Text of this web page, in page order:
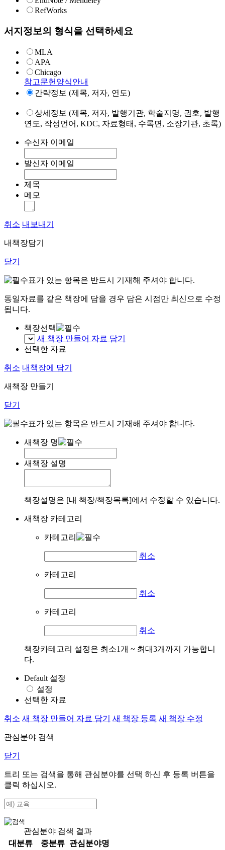
RefWorks
서지정보의 형식을 선택하세요
MLA
APA
Chicago
참고문헌양식안내
간략정보 (제목, 저자, 연도)
상세정보 (제목, 저자, 발행기관, 학술지명, 권호, 발행
연도, 작성언어, KDC, 자료형태, 수록면, 소장기관, 초록)
수신자 이메일
발신자 이메일
제목
메모
취소 내보내기
내책장담기
닫기
표가 있는 항목은 반드시 기재해 주셔야 합니다.
동일자료를 같은 책장에 담을 경우 담은 시점만 최신으로 수정
됩니다.
책장선택
새 책장 만들어 자료 담기
선택한 자료
취소 내책장에 담기
새책장 만들기
닫기
표가 있는 항목은 반드시 기재해 주셔야 합니다.
새책장 명
새책장 설명
책장설명은 [내 책장/책장목록]에서 수정할 수 있습니다.
새책장 카테고리
카테고리
취소
카테고리
취소
카테고리
취소
책장카테고리 설정은 최소1개 ~ 최대3개까지 가능합니
다.
Default 설정
설정
선택한 자료
취소 새 책장 만들어 자료 담기 새 책장 등록 새 책장 수정
관심분야 검색
닫기
트리 또는 검색을 통해 관심분야를 선택 하신 후 등록 버튼을
클릭 하십시오.
관심분야 검색 결과
대분류
중분류 관심분야명